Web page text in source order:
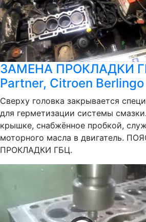
ЗАМЕНА ПРОКЛАДКИ
Partner, Citroen Berlingo
Сверху головка закрывается
для герметизации системы
крышке, снабжённое пробкой,
моторного масла в двигатель.
ПРОКЛАДКИ ГБЦ.